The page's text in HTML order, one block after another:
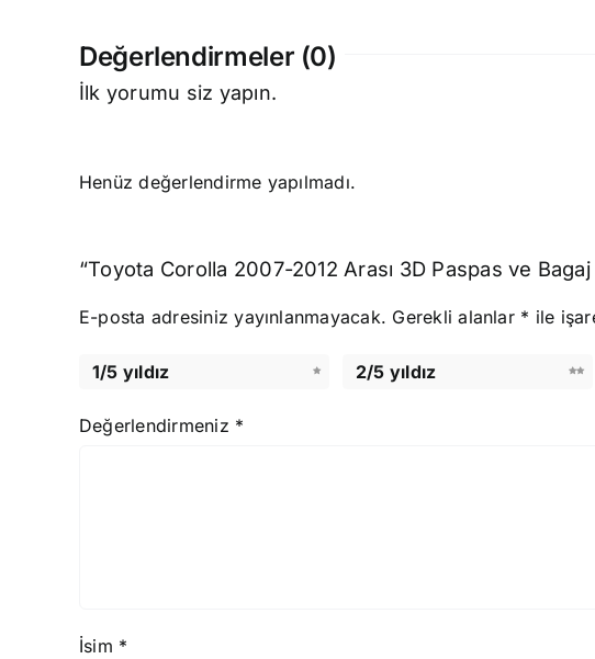
Değerlendirmeler (0)
İlk yorumu siz yapın.
Henüz değerlendirme yapılmadı.
“Toyota Corolla 2007-2012 Arası 3D Paspas ve
E-posta adresiniz yayınlanmayacak. Gerekli alanlar * ile
1/5 yıldız 2/5 yıldız
Değerlendirmeniz *
İsim *